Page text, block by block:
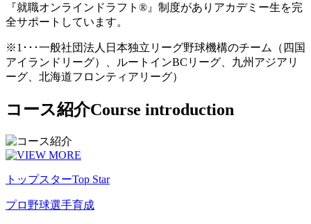
『就職オンラインドラフト®』制度がありアカデミー生を完
全サポートしています。
※1･･･一般社団法人日本独立リーグ野球機構のチーム（四国
アイランドリーグ）、ルートインBCリーグ、九州アジアリ
ーグ、北海道フロンティアリーグ）
コース紹介Course introduction
トップスターTop Star
プロ野球選手育成